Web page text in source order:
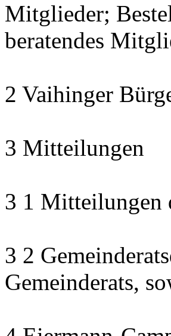
Mitglieder;
beratendes
2 Vaihinger
3 Mitteilungen
3 1 Mitteilungen
3 2
Gemeinderats,